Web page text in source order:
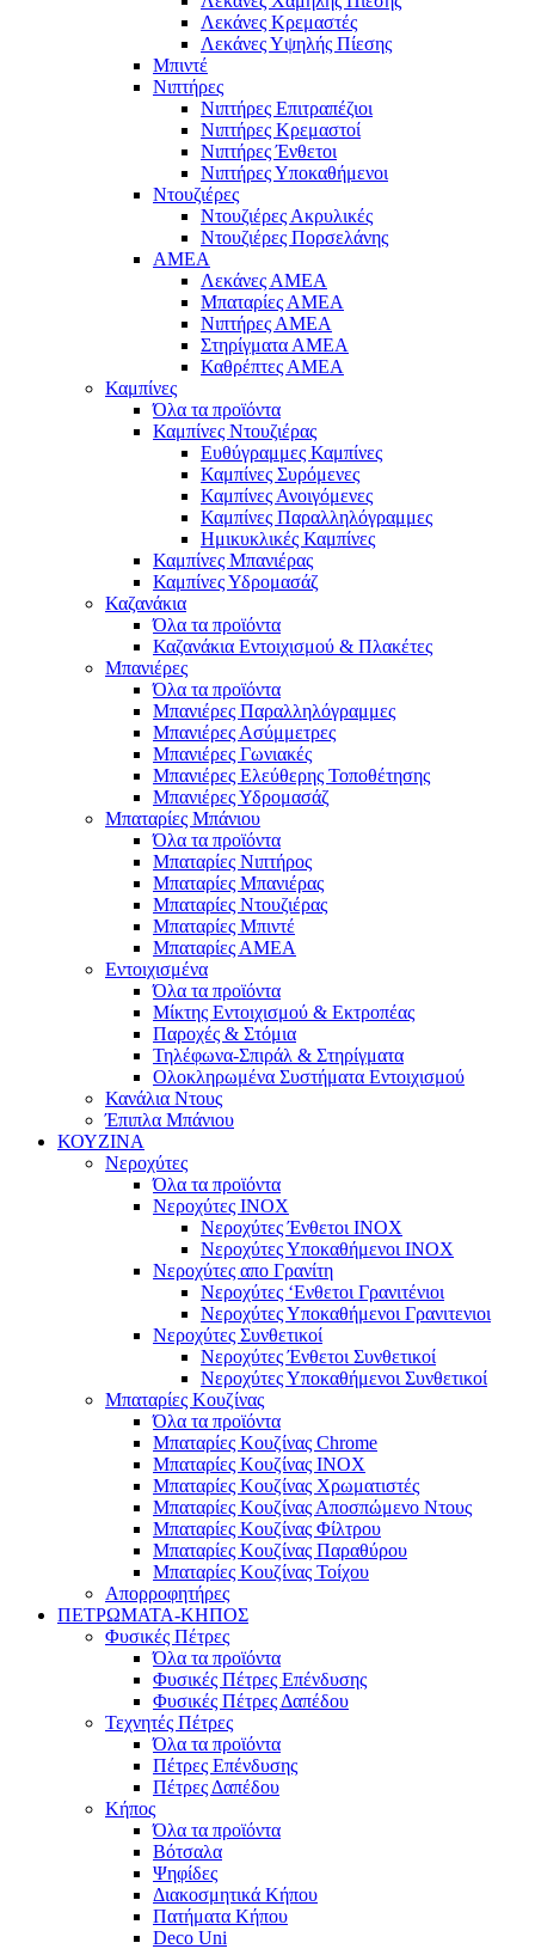
Λεκάνες Κρεμαστές
Λεκάνες Υψηλής Πίεσης
Μπιντέ
Νιπτήρες
Νιπτήρες Επιτραπέζιοι
Νιπτήρες Κρεμαστοί
Νιπτήρες Ένθετοι
Νιπτήρες Υποκαθήμενοι
Ντουζιέρες
Ντουζιέρες Ακρυλικές
Ντουζιέρες Πορσελάνης
ΑΜΕΑ
Λεκάνες ΑΜΕΑ
Μπαταρίες ΑΜΕΑ
Νιπτήρες ΑΜΕΑ
Στηρίγματα ΑΜΕΑ
Καθρέπτες ΑΜΕΑ
Καμπίνες
Όλα τα προϊόντα
Καμπίνες Ντουζιέρας
Ευθύγραμμες Καμπίνες
Καμπίνες Συρόμενες
Καμπίνες Ανοιγόμενες
Καμπίνες Παραλληλόγραμμες
Ημικυκλικές Καμπίνες
Καμπίνες Μπανιέρας
Καμπίνες Υδρομασάζ
Καζανάκια
Όλα τα προϊόντα
Καζανάκια Εντοιχισμού & Πλακέτες
Μπανιέρες
Όλα τα προϊόντα
Μπανιέρες Παραλληλόγραμμες
Μπανιέρες Ασύμμετρες
Μπανιέρες Γωνιακές
Μπανιέρες Ελεύθερης Τοποθέτησης
Μπανιέρες Υδρομασάζ
Μπαταρίες Μπάνιου
Όλα τα προϊόντα
Μπαταρίες Νιπτήρος
Μπαταρίες Μπανιέρας
Μπαταρίες Ντουζιέρας
Μπαταρίες Μπιντέ
Μπαταρίες ΑΜΕΑ
Εντοιχισμένα
Όλα τα προϊόντα
Μίκτης Εντοιχισμού & Εκτροπέας
Παροχές & Στόμια
Τηλέφωνα-Σπιράλ & Στηρίγματα
Ολοκληρωμένα Συστήματα Εντοιχισμού
Κανάλια Ντους
Έπιπλα Μπάνιου
ΚΟΥΖΙΝΑ
Νεροχύτες
Όλα τα προϊόντα
Νεροχύτες ΙΝΟΧ
Νεροχύτες Ένθετοι INOX
Νεροχύτες Υποκαθήμενοι INOX
Νεροχύτες απο Γρανίτη
Νεροχύτες ‘Ενθετοι Γρανιτένιοι
Νεροχύτες Υποκαθήμενοι Γρανιτενιοι
Νεροχύτες Συνθετικοί
Νεροχύτες Ένθετοι Συνθετικοί
Νεροχύτες Υποκαθήμενοι Συνθετικοί
Μπαταρίες Κουζίνας
Όλα τα προϊόντα
Μπαταρίες Κουζίνας Chrome
Μπαταρίες Κουζίνας INOX
Μπαταρίες Κουζίνας Χρωματιστές
Μπαταρίες Κουζίνας Αποσπώμενο Ντους
Μπαταρίες Κουζίνας Φίλτρου
Μπαταρίες Κουζίνας Παραθύρου
Μπαταρίες Κουζίνας Τοίχου
Απορροφητήρες
ΠΕΤΡΩΜΑΤΑ-ΚΗΠΟΣ
Φυσικές Πέτρες
Όλα τα προϊόντα
Φυσικές Πέτρες Επένδυσης
Φυσικές Πέτρες Δαπέδου
Τεχνητές Πέτρες
Όλα τα προϊόντα
Πέτρες Επένδυσης
Πέτρες Δαπέδου
Κήπος
Όλα τα προϊόντα
Βότσαλα
Ψηφίδες
Διακοσμητικά Κήπου
Πατήματα Κήπου
Deco Uni